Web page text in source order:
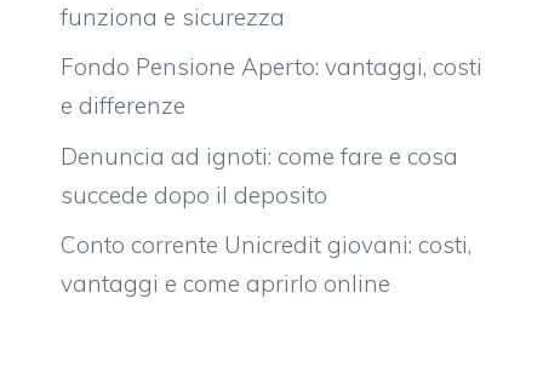
funziona e sicurezza
Fondo Pensione Aperto: vantaggi, costi
e differenze
Denuncia ad ignoti: come fare e cosa
succede dopo il deposito
Conto corrente Unicredit giovani: costi,
vantaggi e come aprirlo online